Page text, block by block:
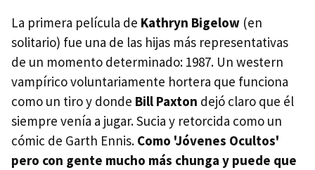
La primera película de Kathryn Bigelow (en
solitario) fue una de las hijas más representativas
de un momento determinado: 1987. Un western
vampírico voluntariamente hortera que funciona
como un tiro y donde Bill Paxton dejó claro que él
siempre venía a jugar. Sucia y retorcida como un
cómic de Garth Ennis. Como 'Jóvenes Ocultos'
pero con gente mucho más chunga y puede que